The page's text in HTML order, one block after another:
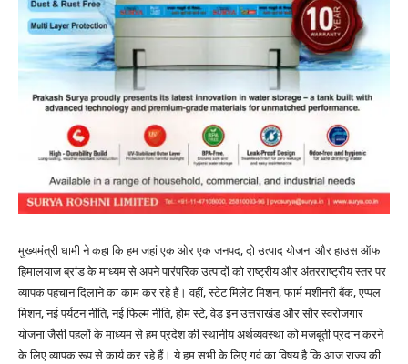
मुख्यमंत्री धामी ने कहा कि हम जहां एक ओर एक जनपद, दो उत्पाद योजना और हाउस ऑफ
हिमालयाज ब्रांड के माध्यम से अपने पारंपरिक उत्पादों को राष्ट्रीय और अंतरराष्ट्रीय स्तर पर
व्यापक पहचान दिलाने का काम कर रहे हैं। वहीं, स्टेट मिलेट मिशन, फार्म मशीनरी बैंक, एप्पल
मिशन, नई पर्यटन नीति, नई फिल्म नीति, होम स्टे, वेड इन उत्तराखंड और सौर स्वरोजगार
योजना जैसी पहलों के माध्यम से हम प्रदेश की स्थानीय अर्थव्यवस्था को मजबूती प्रदान करने
के लिए व्यापक रूप से कार्य कर रहे हैं। ये हम सभी के लिए गर्व का विषय है कि आज राज्य की